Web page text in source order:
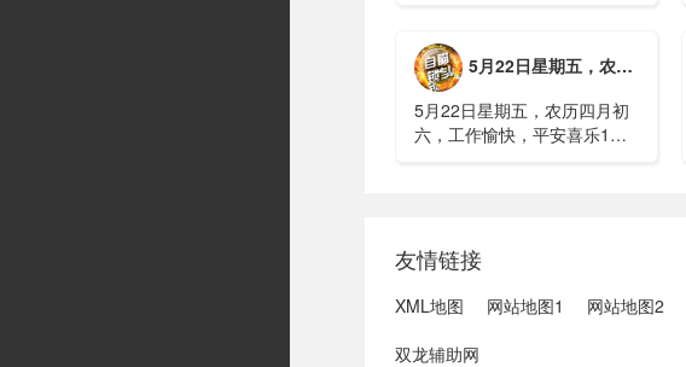
15年2、神舟二十三号载人飞
船与空间站组合体完成自主快
速交会对接......
5月22日星期五，农历四月初六，工作愉快，平安喜乐
5月22日星期五，农历四月初
六，工作愉快，平安喜乐1、
3、司法部：......
友情链接
XML地图 网站地图1 网站地图2
双龙辅助网